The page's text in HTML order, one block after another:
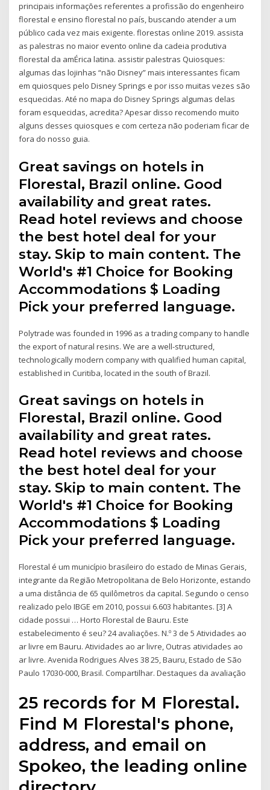
principais informações referentes a profissão do engenheiro
florestal e ensino florestal no país, buscando atender a um
público cada vez mais exigente. florestas online 2019. assista
as palestras no maior evento online da cadeia produtiva
florestal da amÉrica latina. assistir palestras Quiosques:
algumas das lojinhas “não Disney” mais interessantes ficam
em quiosques pelo Disney Springs e por isso muitas vezes são
esquecidas. Até no mapa do Disney Springs algumas delas
foram esquecidas, acredita? Apesar disso recomendo muito
alguns desses quiosques e com certeza não poderiam ficar de
fora do nosso guia.
Great savings on hotels in
Florestal, Brazil online. Good
availability and great rates.
Read hotel reviews and choose
the best hotel deal for your
stay. Skip to main content. The
World's #1 Choice for Booking
Accommodations $ Loading
Pick your preferred language.
Polytrade was founded in 1996 as a trading company to handle
the export of natural resins. We are a well-structured,
technologically modern company with qualified human capital,
established in Curitiba, located in the south of Brazil.
Great savings on hotels in
Florestal, Brazil online. Good
availability and great rates.
Read hotel reviews and choose
the best hotel deal for your
stay. Skip to main content. The
World's #1 Choice for Booking
Accommodations $ Loading
Pick your preferred language.
Florestal é um município brasileiro do estado de Minas Gerais,
integrante da Região Metropolitana de Belo Horizonte, estando
a uma distância de 65 quilômetros da capital. Segundo o censo
realizado pelo IBGE em 2010, possui 6.603 habitantes. [3] A
cidade possui … Horto Florestal de Bauru. Este
estabelecimento é seu? 24 avaliações. N.º 3 de 5 Atividades ao
ar livre em Bauru. Atividades ao ar livre, Outras atividades ao
ar livre. Avenida Rodrigues Alves 38 25, Bauru, Estado de São
Paulo 17030-000, Brasil. Compartilhar. Destaques da avaliação
25 records for M Florestal.
Find M Florestal's phone,
address, and email on
Spokeo, the leading online